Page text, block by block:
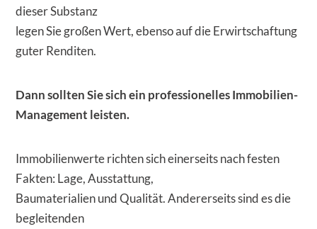
dieser Substanz
legen Sie großen Wert, ebenso auf die Erwirtschaftung
guter Renditen.
Dann sollten Sie sich ein professionelles Immobilien-
Management leisten.
Immobilienwerte richten sich einerseits nach festen
Fakten: Lage, Ausstattung,
Baumaterialien und Qualität. Andererseits sind es die
begleitenden